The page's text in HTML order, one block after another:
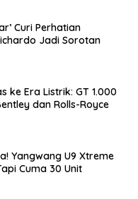
Curi Perhatian
Jadi Sorotan
ke Era Listrik: GT 1.000
dan Rolls-Royce
Yangwang U9 Xtreme
Cuma 30 Unit